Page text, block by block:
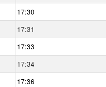
17:30
17:31
17:33
17:34
17:36